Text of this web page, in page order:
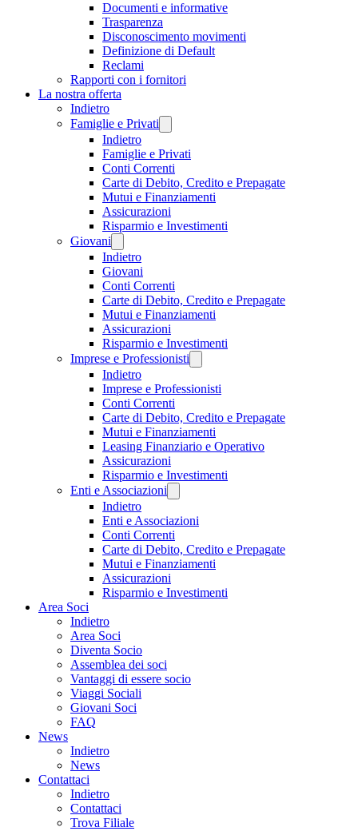
Documenti e informative
Trasparenza
Disconoscimento movimenti
Definizione di Default
Reclami
Rapporti con i fornitori
La nostra offerta
Indietro
Famiglie e Privati
Indietro
Famiglie e Privati
Conti Correnti
Carte di Debito, Credito e Prepagate
Mutui e Finanziamenti
Assicurazioni
Risparmio e Investimenti
Giovani
Indietro
Giovani
Conti Correnti
Carte di Debito, Credito e Prepagate
Mutui e Finanziamenti
Assicurazioni
Risparmio e Investimenti
Imprese e Professionisti
Indietro
Imprese e Professionisti
Conti Correnti
Carte di Debito, Credito e Prepagate
Mutui e Finanziamenti
Leasing Finanziario e Operativo
Assicurazioni
Risparmio e Investimenti
Enti e Associazioni
Indietro
Enti e Associazioni
Conti Correnti
Carte di Debito, Credito e Prepagate
Mutui e Finanziamenti
Assicurazioni
Risparmio e Investimenti
Area Soci
Indietro
Area Soci
Diventa Socio
Assemblea dei soci
Vantaggi di essere socio
Viaggi Sociali
Giovani Soci
FAQ
News
Indietro
News
Contattaci
Indietro
Contattaci
Trova Filiale